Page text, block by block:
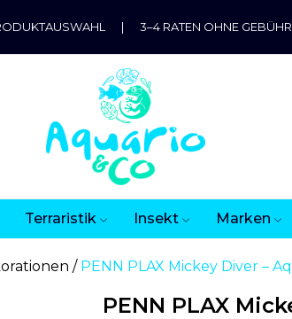
| 3–4 RATEN OHNE
Terraristik Insekt Marken
PENN PLAX Mickey Diver –
PENN PLAX